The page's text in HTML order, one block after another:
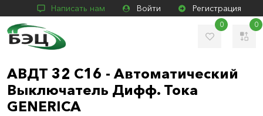
Написать нам Войти Регистрация
0 0
АВДТ 32 C16 - Автоматический
Выключатель Дифф. Тока
GENERICA